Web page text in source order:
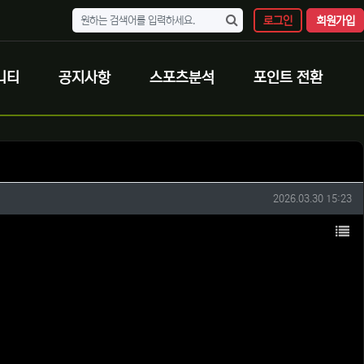
로그인 회원가입
티 공지사항 스포츠분석 포인트 전환
작성일
2026.03.30 15:23
목